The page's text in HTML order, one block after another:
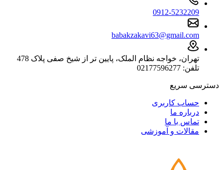
0912-5232209
babakzakavi63@gmail.com
تهران، خواجه نظام الملک، پایین تر از شیخ صفی پلاک 478
تلفن: 02177596277
دسترسی سریع
حساب کاربری
درباره ما
تماس با ما
مقالات و آموزشی